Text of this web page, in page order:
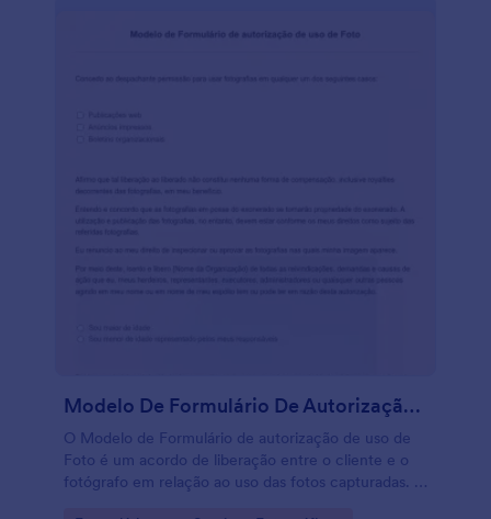
Modelo De Formulário De Autorização De Uso De Foto
O Modelo de Formulário de autorização de uso de
Foto é um acordo de liberação entre o cliente e o
fotógrafo em relação ao uso das fotos capturadas. O